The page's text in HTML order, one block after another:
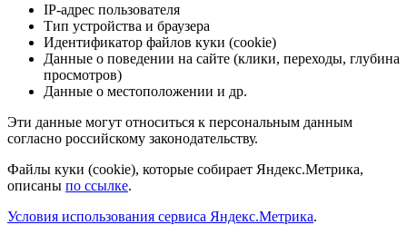
IP-адрес пользователя
Тип устройства и браузера
Идентификатор файлов куки (cookie)
Данные о поведении на сайте (клики, переходы, глубина
просмотров)
Данные о местоположении и др.
Эти данные могут относиться к персональным данным
согласно российскому законодательству.
Файлы куки (cookie), которые собирает Яндекс.Метрика,
описаны по ссылке.
Условия использования сервиса Яндекс.Метрика.